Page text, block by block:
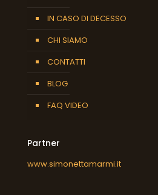
IN CASO DI DECESSO
CHI SIAMO
CONTATTI
BLOG
FAQ VIDEO
Partner
www.simonettamarmi.it